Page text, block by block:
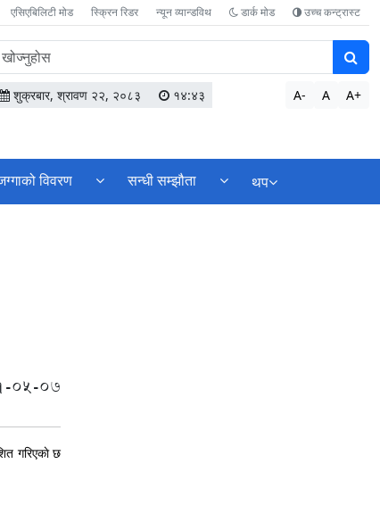
एसिएबिलिटी मोड स्क्रिन रिडर न्यून व्यान्डविथ डार्क मोड उच्च कन्ट्रास्ट
वेबसाइटमा
शुक्रबार, श्रावण २२, २०८३ १४:४३ A- A A+
विवरण सन्धी सम्झौता थप
05-07
गरिएकाे छ